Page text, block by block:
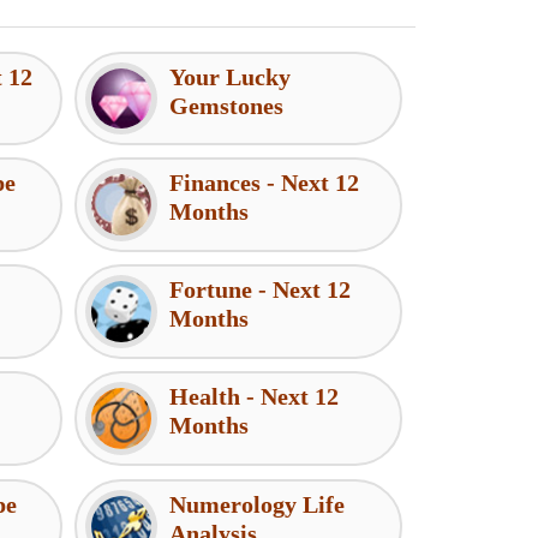
12
Your Lucky
Gemstones
Finances - Next 12
Months
Fortune - Next 12
Months
Health - Next 12
Months
Numerology Life